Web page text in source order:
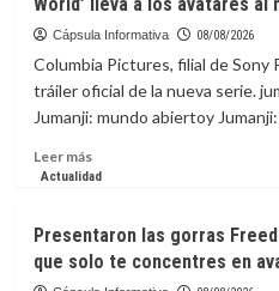
Cápsula Informativa 08/08/2026
Columbia Pictures, filial de Sony
tráiler oficial de la nueva serie.
Jumanji: mundo abiertoy Jumanji:
Leer másLeer
más
Capsula
Informativa:
Actualidad
Presentaron las gorras
que solo te concentres en